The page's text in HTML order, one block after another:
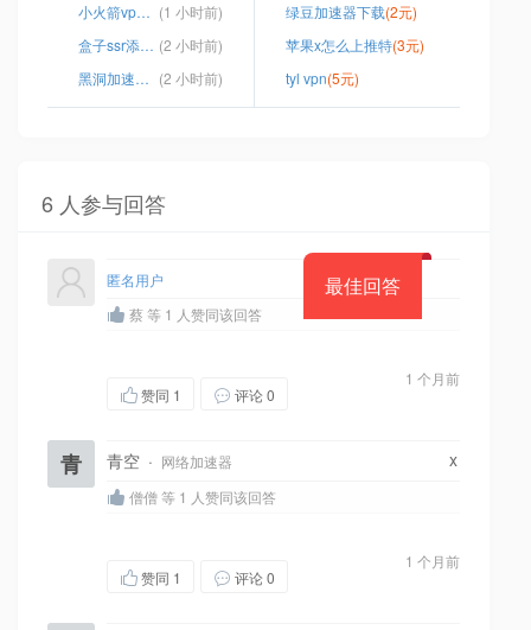
小火箭vp永久免费加速器下载 (1 小时前)
盒子ssr添加节点 (2 小时前)
黑洞加速度器官网 (2 小时前)
绿豆加速器下载(2元)
苹果x怎么上推特(3元)
tyl vpn(5元)
6 人参与回答
最佳回答
匿名用户
蔡 等 1 人赞同该回答
1 个月前
赞同 1 评论 0
青 青空 · 网络加速器 x
僧僧 等 1 人赞同该回答
1 个月前
赞同 1 评论 0